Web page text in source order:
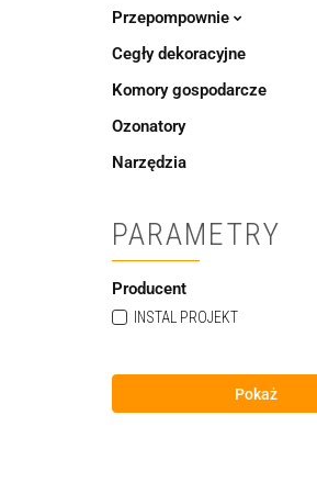
Przepompownie
Cegły dekoracyjne
Komory gospodarcze
Ozonatory
Narzędzia
PARAMETRY
Producent
INSTAL PROJEKT
Pokaż